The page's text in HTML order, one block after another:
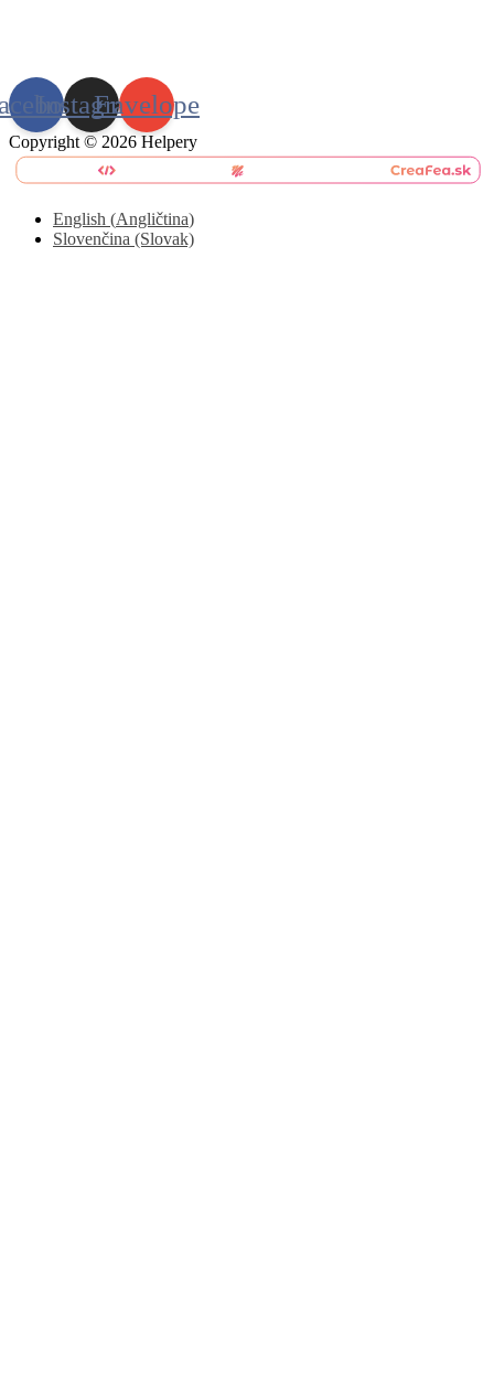
InstagramEnvelope
Copyright © 2026 Helpery
English (Angličtina)
Slovenčina (Slovak)